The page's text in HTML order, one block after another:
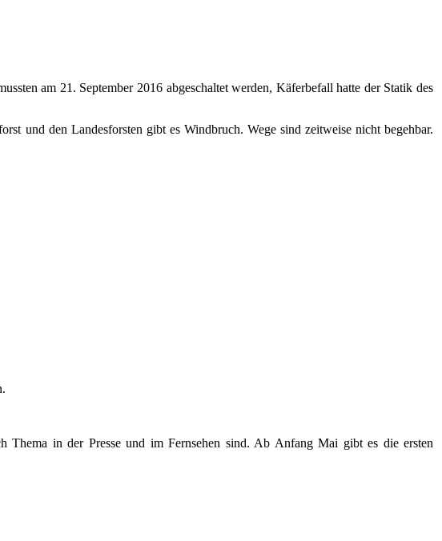
am 21. September 2016 abgeschaltet werden, Käferbefall hatte der Statik des
und den Landesforsten gibt es Windbruch. Wege sind zeitweise nicht begehbar.
Thema in der Presse und im Fernsehen sind. Ab Anfang Mai gibt es die ersten